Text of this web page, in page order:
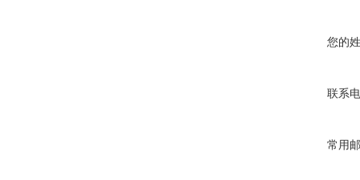
您的
联系
常用